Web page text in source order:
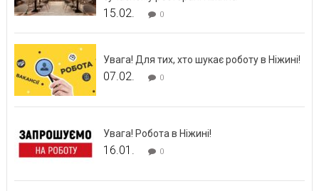
15.02. 0
Увага! Для тих, хто шукає роботу в Ніжині!
07.02. 0
Увага! Робота в Ніжині!
16.01. 0